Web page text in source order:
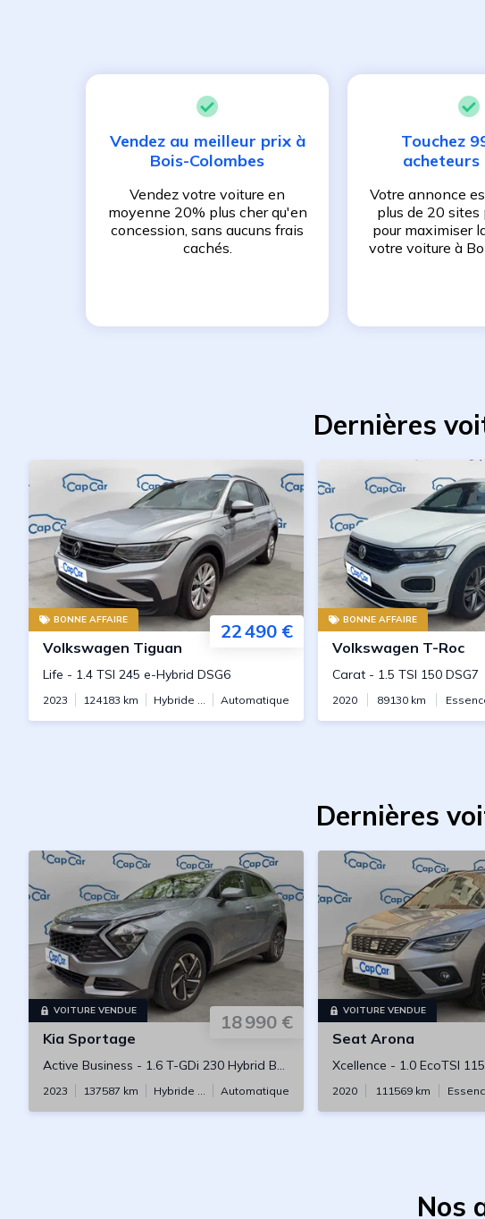
Vendez au meilleur prix à
Bois-Colombes
Vendez votre voiture en
moyenne 20% plus cher qu'en
concession, sans aucuns frais
cachés.
Touchez
acheteurs
Votre annonce
plus de 20 sites
pour maximiser
votre voiture à
Dernières
BONNE AFFAIRE
22 490 €
Volkswagen Tiguan
Life - 1.4 TSI 245 e-Hybrid DSG6
2023 124183 km Hybride rechargeable Automatique
BONNE AFFAIRE
Volkswagen T-Roc
Carat - 1.5 TSI 150 DSG7
2020 89130 km
Dernières
VOITURE VENDUE
18 990 €
Kia Sportage
Active Business - 1.6 T-GDi 230 Hybrid BVA6
2023 137587 km Hybride essence Automatique
VOITURE VENDUE
Seat Arona
Xcellence - 1.0 EcoTSI
2020 111569km
Nos